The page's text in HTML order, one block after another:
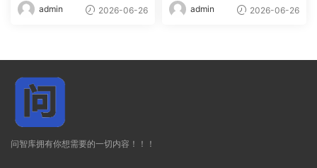
admin 2026-06-26 admin 2026-06-26
问智库拥有你想需要的一切内容！！！